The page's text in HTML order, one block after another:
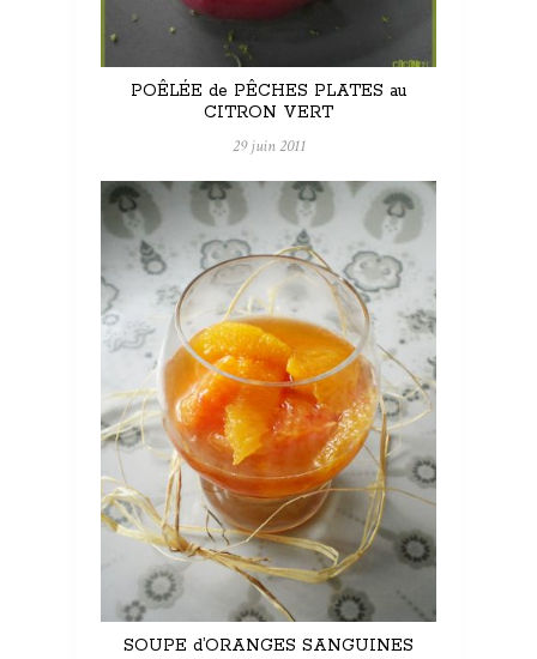
POÊLÉE de PÊCHES PLATES au
CITRON VERT
29 juin 2011
SOUPE d’ORANGES SANGUINES